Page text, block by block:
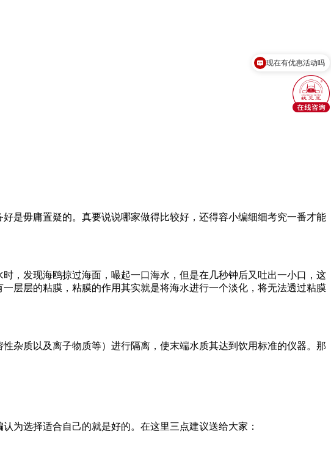
是毋庸置疑的。真要说说哪家做得比较好，还得容小编细细考究一番才能
，发现海鸥掠过海面，嘬起一口海水，但是在几秒钟后又吐出一小口，这
层层的粘膜，粘膜的作用其实就是将海水进行一个淡化，将无法透过粘膜
杂质以及离子物质等）进行隔离，使末端水质其达到饮用标准的仪器。那
为选择适合自己的就是好的。在这里三点建议送给大家：
可以介绍下你们的产品么？